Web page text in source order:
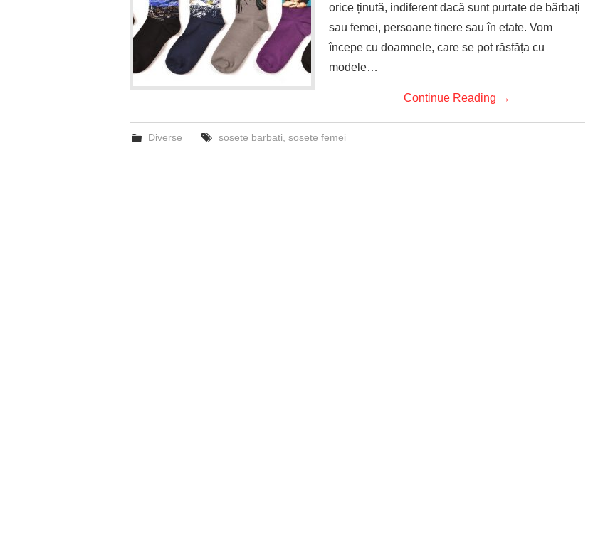
orice ținută, indiferent dacă sunt purtate de bărbați
sau femei, persoane tinere sau în etate. Vom
începe cu doamnele, care se pot răsfăța cu
modele…
Continue Reading →
Diverse sosete barbati sosete femei